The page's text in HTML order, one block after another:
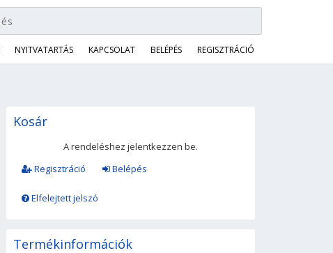
NYITVATARTÁS KAPCSOLAT BELÉPÉS REGISZTRÁCIÓ
Kosár
A rendeléshez jelentkezzen be.
Regisztráció
Belépés
Elfelejtett jelszó
Termékinformációk